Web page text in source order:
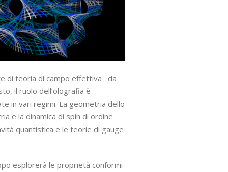
di teoria di campo effettiva da
il ruolo dell’olografia è
in vari regimi. La geometria dello
e la dinamica di spin di ordine
quantistica e le teorie di gauge
esplorerà le proprietà conformi